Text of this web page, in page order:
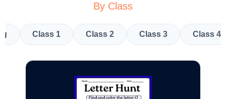
By Class
Class 1 Class 2 Class 3 Class 4